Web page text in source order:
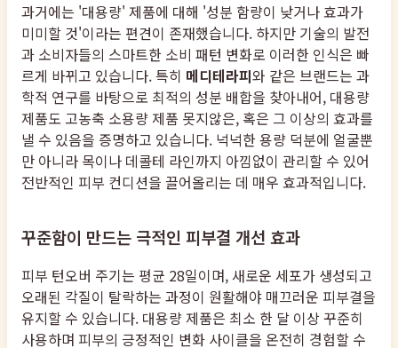
과거에는 '대용량' 제품에 대해 '성분 함량이 낮거나 효과가
미미할 것'이라는 편견이 존재했습니다. 하지만 기술의 발전
과 소비자들의 스마트한 소비 패턴 변화로 이러한 인식은 빠
르게 바뀌고 있습니다. 특히 메디테라피와 같은 브랜드는 과
학적 연구를 바탕으로 최적의 성분 배합을 찾아내어, 대용량
제품도 고농축 소용량 제품 못지않은, 혹은 그 이상의 효과를
낼 수 있음을 증명하고 있습니다. 넉넉한 용량 덕분에 얼굴뿐
만 아니라 목이나 데콜테 라인까지 아낌없이 관리할 수 있어
전반적인 피부 컨디션을 끌어올리는 데 매우 효과적입니다.
꾸준함이 만드는 극적인 피부결 개선 효과
피부 턴오버 주기는 평균 28일이며, 새로운 세포가 생성되고
오래된 각질이 탈락하는 과정이 원활해야 매끄러운 피부결을
유지할 수 있습니다. 대용량 제품은 최소 한 달 이상 꾸준히
사용하며 피부의 긍정적인 변화 사이클을 온전히 경험할 수